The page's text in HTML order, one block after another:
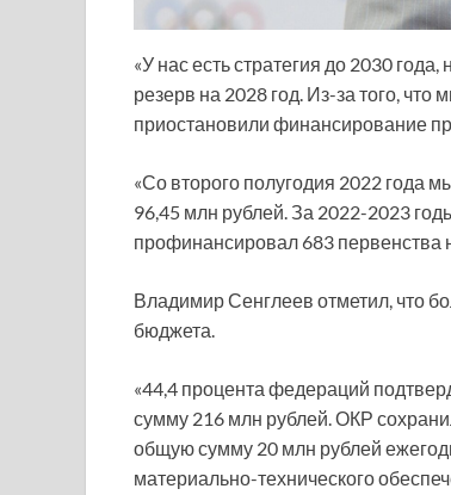
«У нас есть стратегия до 2030 года,
резерв на 2028 год. Из-за того,
приостановили финансирование
«Со второго полугодия 2022 года
96,45 млн рублей. За 2022-2023
профинансировал 683 первенства
Владимир Сенглеев отметил, что
бюджета.
«44,4 процента федераций
сумму 216 млн рублей. ОКР
общую сумму 20 млн рублей
материально-технического